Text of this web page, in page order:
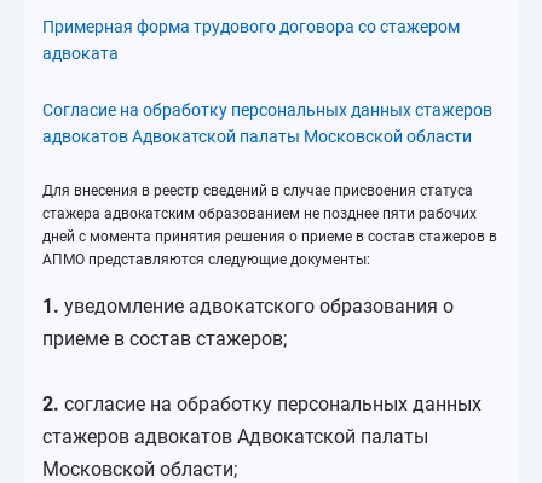
Примерная форма трудового договора со стажером
адвоката
Согласие на обработку персональных данных стажеров
адвокатов Адвокатской палаты Московской области
Для внесения в реестр сведений в случае присвоения статуса
стажера адвокатским образованием не позднее пяти рабочих
дней с момента принятия решения о приеме в состав стажеров в
АПМО представляются следующие документы:
1. уведомление адвокатского образования о
приеме в состав стажеров;
2. согласие на обработку персональных данных
стажеров адвокатов Адвокатской палаты
Московской области;